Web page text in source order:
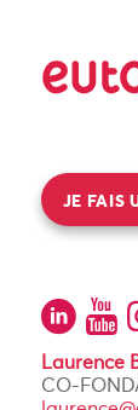
JE FAIS
Laurence
CO-